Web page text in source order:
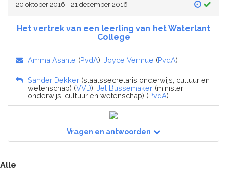
20 oktober 2016 - 21 december 2016
Het vertrek van een leerling van het Waterlant
College
Amma Asante (PvdA), Joyce Vermue (PvdA)
Sander Dekker (staatssecretaris onderwijs, cultuur en
wetenschap) (VVD), Jet Bussemaker (minister
onderwijs, cultuur en wetenschap) (PvdA)
Vragen en antwoorden
Alle